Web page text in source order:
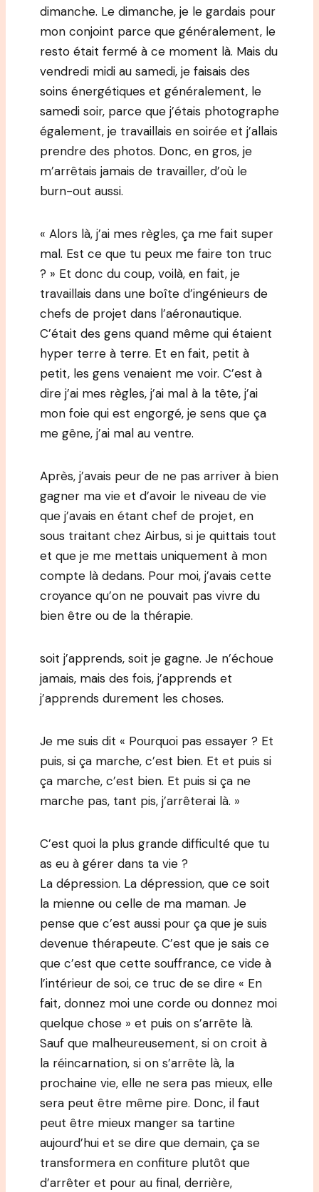
dimanche. Le dimanche, je le gardais pour
mon conjoint parce que généralement, le
resto était fermé à ce moment là. Mais du
vendredi midi au samedi, je faisais des
soins énergétiques et généralement, le
samedi soir, parce que j’étais photographe
également, je travaillais en soirée et j’allais
prendre des photos. Donc, en gros, je
m’arrêtais jamais de travailler, d’où le
burn-out aussi.
« Alors là, j’ai mes règles, ça me fait super
mal. Est ce que tu peux me faire ton truc
? » Et donc du coup, voilà, en fait, je
travaillais dans une boîte d’ingénieurs de
chefs de projet dans l’aéronautique.
C’était des gens quand même qui étaient
hyper terre à terre. Et en fait, petit à
petit, les gens venaient me voir. C’est à
dire j’ai mes règles, j’ai mal à la tête, j’ai
mon foie qui est engorgé, je sens que ça
me gêne, j’ai mal au ventre.
Après, j’avais peur de ne pas arriver à bien
gagner ma vie et d’avoir le niveau de vie
que j’avais en étant chef de projet, en
sous traitant chez Airbus, si je quittais tout
et que je me mettais uniquement à mon
compte là dedans. Pour moi, j’avais cette
croyance qu’on ne pouvait pas vivre du
bien être ou de la thérapie.
soit j’apprends, soit je gagne. Je n’échoue
jamais, mais des fois, j’apprends et
j’apprends durement les choses.
Je me suis dit « Pourquoi pas essayer ? Et
puis, si ça marche, c’est bien. Et et puis si
ça marche, c’est bien. Et puis si ça ne
marche pas, tant pis, j’arrêterai là. »
C’est quoi la plus grande difficulté que tu
as eu à gérer dans ta vie ?
La dépression. La dépression, que ce soit
la mienne ou celle de ma maman. Je
pense que c’est aussi pour ça que je suis
devenue thérapeute. C’est que je sais ce
que c’est que cette souffrance, ce vide à
l’intérieur de soi, ce truc de se dire « En
fait, donnez moi une corde ou donnez moi
quelque chose » et puis on s’arrête là.
Sauf que malheureusement, si on croit à
la réincarnation, si on s’arrête là, la
prochaine vie, elle ne sera pas mieux, elle
sera peut être même pire. Donc, il faut
peut être mieux manger sa tartine
aujourd’hui et se dire que demain, ça se
transformera en confiture plutôt que
d’arrêter et pour au final, derrière,